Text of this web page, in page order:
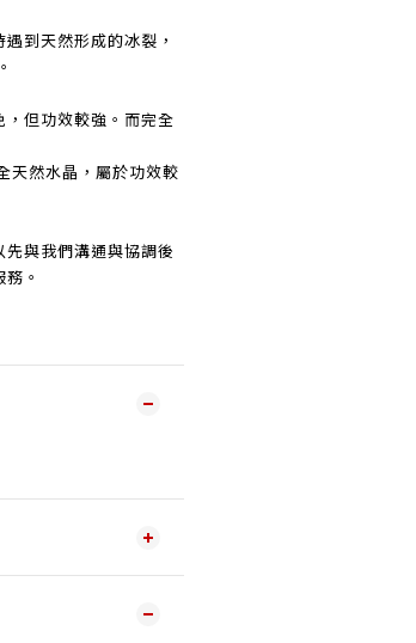
到天然形成的冰裂，
但功效較強。而完全
天然水晶，屬於功效較
與我們溝通與協調後
。